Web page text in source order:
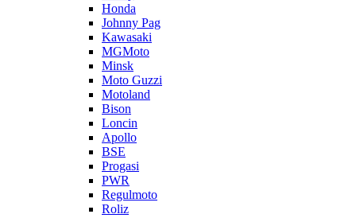
Honda
Johnny Pag
Kawasaki
MGMoto
Minsk
Moto Guzzi
Motoland
Bison
Loncin
Apollo
BSE
Progasi
PWR
Regulmoto
Roliz